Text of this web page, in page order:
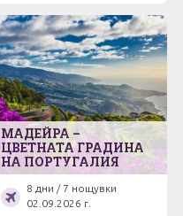
МАДЕЙРА –
ЦВЕТНАТА ГРАДИНА
НА ПОРТУГАЛИЯ
8 дни / 7 нощувки
02.09.2026 г.